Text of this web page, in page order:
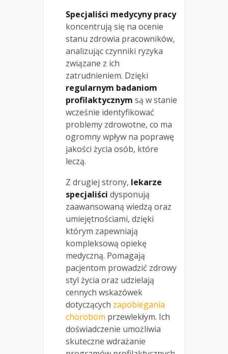
Specjaliści medycyny pracy
koncentrują się na ocenie
stanu zdrowia pracowników,
analizując czynniki ryzyka
związane z ich
zatrudnieniem. Dzięki
regularnym badaniom
profilaktycznym są w stanie
wcześnie identyfikować
problemy zdrowotne, co ma
ogromny wpływ na poprawę
jakości życia osób, które
leczą.
Z drugiej strony, lekarze
specjaliści dysponują
zaawansowaną wiedzą oraz
umiejętnościami, dzięki
którym zapewniają
kompleksową opiekę
medyczną. Pomagają
pacjentom prowadzić zdrowy
styl życia oraz udzielają
cennych wskazówek
dotyczących zapobiegania
chorobom przewlekłym. Ich
doświadczenie umożliwia
skuteczne wdrażanie